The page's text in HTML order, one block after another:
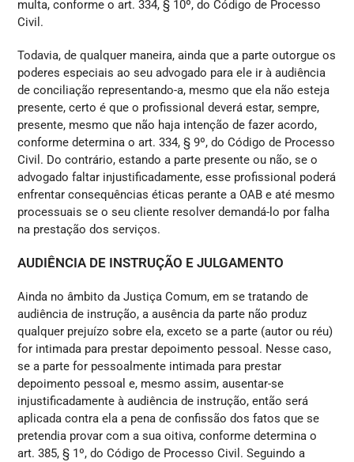
multa, conforme o art. 334, § 10º, do Código de Processo
Civil.
Todavia, de qualquer maneira, ainda que a parte outorgue os
poderes especiais ao seu advogado para ele ir à audiência
de conciliação representando-a, mesmo que ela não esteja
presente, certo é que o profissional deverá estar, sempre,
presente, mesmo que não haja intenção de fazer acordo,
conforme determina o art. 334, § 9º, do Código de Processo
Civil. Do contrário, estando a parte presente ou não, se o
advogado faltar injustificadamente, esse profissional poderá
enfrentar consequências éticas perante a OAB e até mesmo
processuais se o seu cliente resolver demandá-lo por falha
na prestação dos serviços.
AUDIÊNCIA DE INSTRUÇÃO E JULGAMENTO
Ainda no âmbito da Justiça Comum, em se tratando de
audiência de instrução, a ausência da parte não produz
qualquer prejuízo sobre ela, exceto se a parte (autor ou réu)
for intimada para prestar depoimento pessoal. Nesse caso,
se a parte for pessoalmente intimada para prestar
depoimento pessoal e, mesmo assim, ausentar-se
injustificadamente à audiência de instrução, então será
aplicada contra ela a pena de confissão dos fatos que se
pretendia provar com a sua oitiva, conforme determina o
art. 385, § 1º, do Código de Processo Civil. Seguindo a